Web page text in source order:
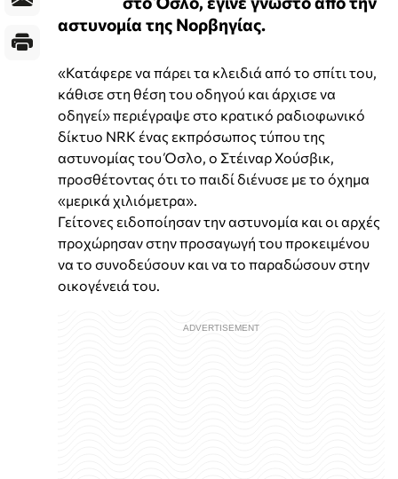
αστυνομία της Νορβηγίας.
«Κατάφερε να πάρει τα κλειδιά από το σπίτι του,
κάθισε στη θέση του οδηγού και άρχισε να
οδηγεί» περιέγραψε στο κρατικό ραδιοφωνικό
δίκτυο NRK ένας εκπρόσωπος τύπου της
αστυνομίας του Όσλο, ο Στέιναρ Χούσβικ,
προσθέτοντας ότι το παιδί διένυσε με το όχημα
«μερικά χιλιόμετρα».
Γείτονες ειδοποίησαν την αστυνομία και οι αρχές
προχώρησαν στην προσαγωγή του προκειμένου
να το συνοδεύσουν και να το παραδώσουν στην
οικογένειά του.